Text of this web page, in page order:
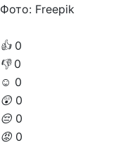
Фото: Freepik
👍 0
👎 0
☺️ 0
😲 0
😔 0
😡 0